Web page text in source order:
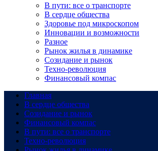
В пути: все о транспорте
В сердце общества
Здоровье под микроскопом
Инновации и возможности
Разное
Рынок жилья в динамике
Созидание и рынок
Техно-революция
Финансовый компас
Главная
В сердце общества
Созидание и рынок
Финансовый компас
В пути: все о транспорте
Техно-революция